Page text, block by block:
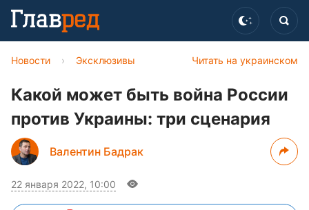
Читать на украинском
Новости › Эксклюзивы
Какой может быть война России
против Украины: три сценария
Валентин Бадрак
22 января 2022, 10:00